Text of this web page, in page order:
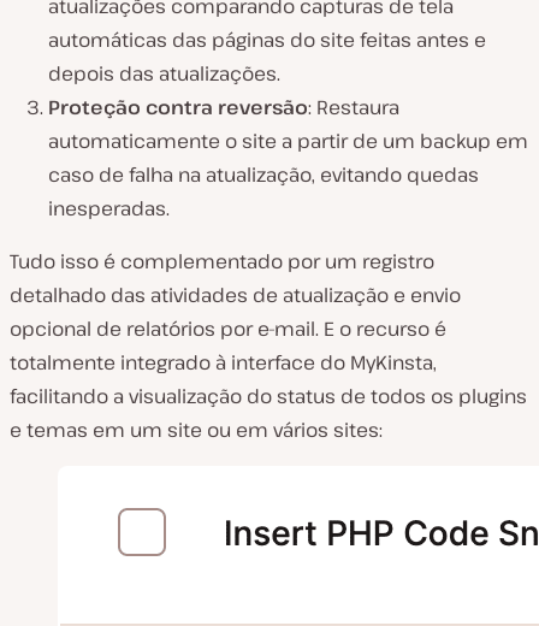
atualizações comparando capturas de tela
automáticas das páginas do site feitas antes e
depois das atualizações.
Proteção contra reversão: Restaura
automaticamente o site a partir de um backup em
caso de falha na atualização, evitando quedas
inesperadas.
Tudo isso é complementado por um registro
detalhado das atividades de atualização e envio
opcional de relatórios por e-mail. E o recurso é
totalmente integrado à interface do MyKinsta,
facilitando a visualização do status de todos os plugins
e temas em um site ou em vários sites: